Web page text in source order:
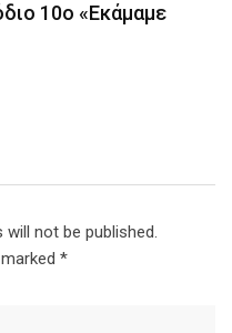
10ο «Εκάμαμε
not be published.
*